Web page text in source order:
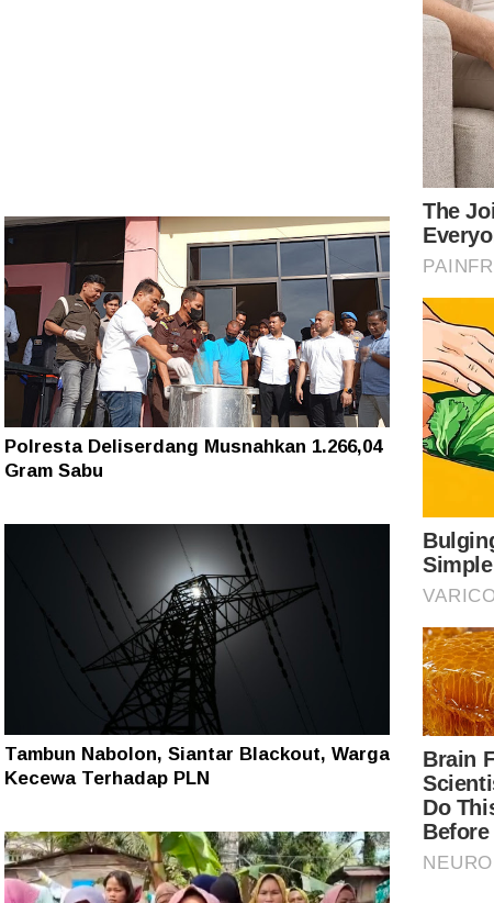
Polresta Deliserdang Musnahkan 1.266,04
Gram Sabu
Tambun Nabolon, Siantar Blackout, Warga
Kecewa Terhadap PLN